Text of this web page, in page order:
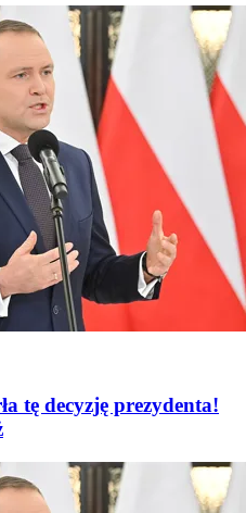
tę decyzję prezydenta!